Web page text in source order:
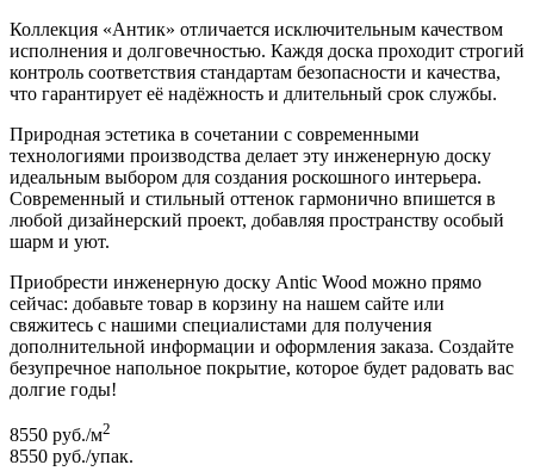
Коллекция «Антик» отличается исключительным качеством
исполнения и долговечностью. Каждя доска проходит строгий
контроль соответствия стандартам безопасности и качества,
что гарантирует её надёжность и длительный срок службы.
Природная эстетика в сочетании с современными
технологиями производства делает эту инженерную доску
идеальным выбором для создания роскошного интерьера.
Современный и стильный оттенок гармонично впишется в
любой дизайнерский проект, добавляя пространству особый
шарм и уют.
Приобрести инженерную доску Antic Wood можно прямо
сейчас: добавьте товар в корзину на нашем сайте или
свяжитесь с нашими специалистами для получения
дополнительной информации и оформления заказа. Создайте
безупречное напольное покрытие, которое будет радовать вас
долгие годы!
8550 руб./м2
8550 руб./упак.